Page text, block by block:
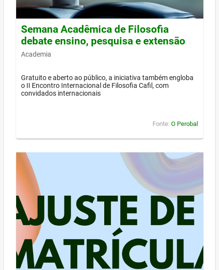
Semana Acadêmica de Filosofia
debate ensino, pesquisa e extensão
Academia
Gratuito e aberto ao público, a iniciativa também engloba
o II Encontro Internacional de Filosofia Cafil, com
convidados internacionais
Fonte: O Perobal